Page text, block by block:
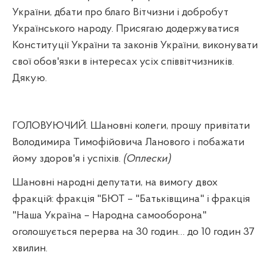
України, дбати про благо Вітчизни і добробут
Українського народу. Присягаю додержуватися
Конституції України та законів України, виконувати
свої обов'язки в інтересах усіх співвітчизників.
Дякую.
ГОЛОВУЮЧИЙ. Шановні колеги, прошу привітати
Володимира Тимофійовича Ланового і побажати
йому здоров'я і успіхів. (Оплески)
Шановні народні депутати, на вимогу двох
фракцій: фракція "БЮТ – "Батьківщина" і фракція
"Наша Україна – Народна самооборона"
оголошується перерва на 30 годин… до 10 годин 37
хвилин.